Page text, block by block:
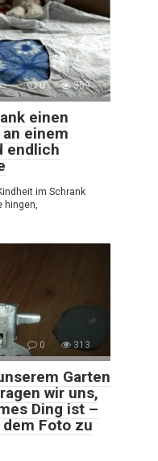
0 359
einen
einem
endlich
im Schrank
hingen,
0 313
Garten
wir uns,
Ding ist –
Foto zu